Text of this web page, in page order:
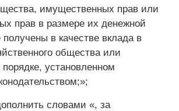
имущественных прав или
прав в размере их денежной
получены в качестве вклада в
общества или
установленном
словами «, за